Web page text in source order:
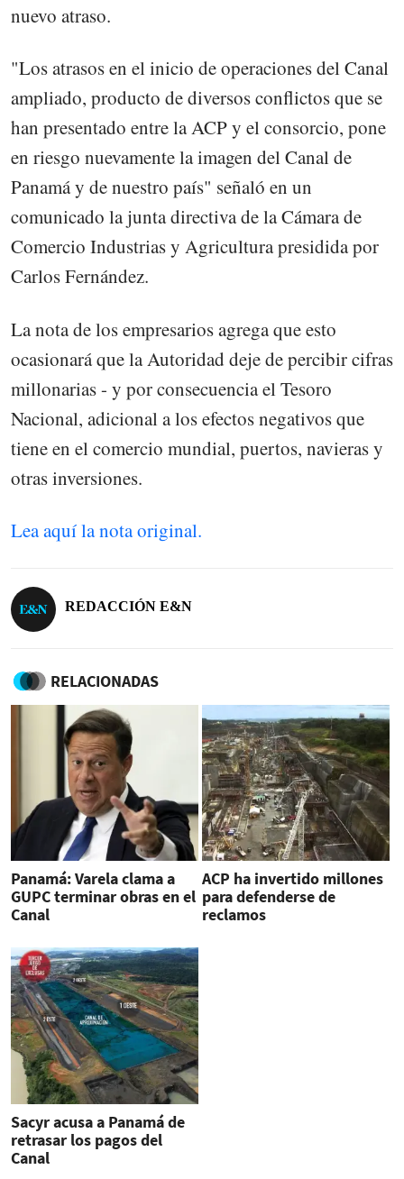
nuevo atraso.
"Los atrasos en el inicio de operaciones del Canal
ampliado, producto de diversos conflictos que se
han presentado entre la ACP y el consorcio, pone
en riesgo nuevamente la imagen del Canal de
Panamá y de nuestro país" señaló en un
comunicado la junta directiva de la Cámara de
Comercio Industrias y Agricultura presidida por
Carlos Fernández.
La nota de los empresarios agrega que esto
ocasionará que la Autoridad deje de percibir cifras
millonarias - y por consecuencia el Tesoro
Nacional, adicional a los efectos negativos que
tiene en el comercio mundial, puertos, navieras y
otras inversiones.
Lea aquí la nota original.
REDACCIÓN E&N
RELACIONADAS
Panamá: Varela clama a
GUPC terminar obras en el
Canal
ACP ha invertido millones
para defenderse de
reclamos
Sacyr acusa a Panamá de
retrasar los pagos del
Canal